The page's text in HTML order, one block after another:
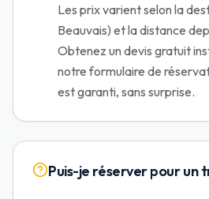
Les prix varient selon la
Beauvais) et la distance
Obtenez un devis gratuit
notre formulaire de
est garanti, sans surprise.
Puis-je réserver pour un